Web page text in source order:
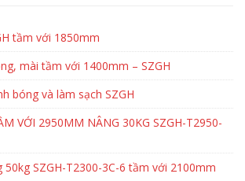
tầm với 1850mm
mài tầm với 1400mm – SZGH
bóng và làm sạch SZGH
VỚI 2950MM NÂNG 30KG SZGH-T2950-
50kg SZGH-T2300-3C-6 tầm với 2100mm